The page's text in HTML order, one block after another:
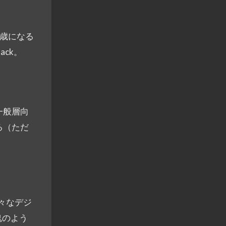
になる
。
層向
（ただ
なデジ
よう